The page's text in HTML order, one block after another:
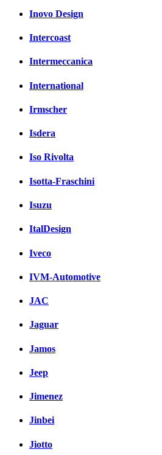
Inovo Design
Intercoast
Intermeccanica
International
Irmscher
Isdera
Iso Rivolta
Isotta-Fraschini
Isuzu
ItalDesign
Iveco
IVM-Automotive
JAC
Jaguar
Jamos
Jeep
Jimenez
Jinbei
Jiotto